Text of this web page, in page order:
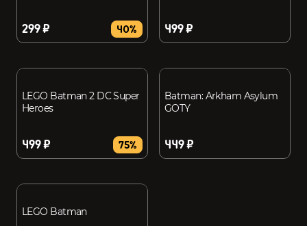
299 ₽ 40% 499 ₽
LEGO Batman 2 DC Super
Heroes
499 ₽ 75%
Batman: Arkham Asylum
GOTY
449 ₽
LEGO Batman